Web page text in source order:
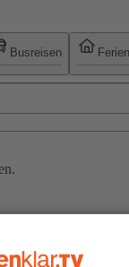
Busreisen